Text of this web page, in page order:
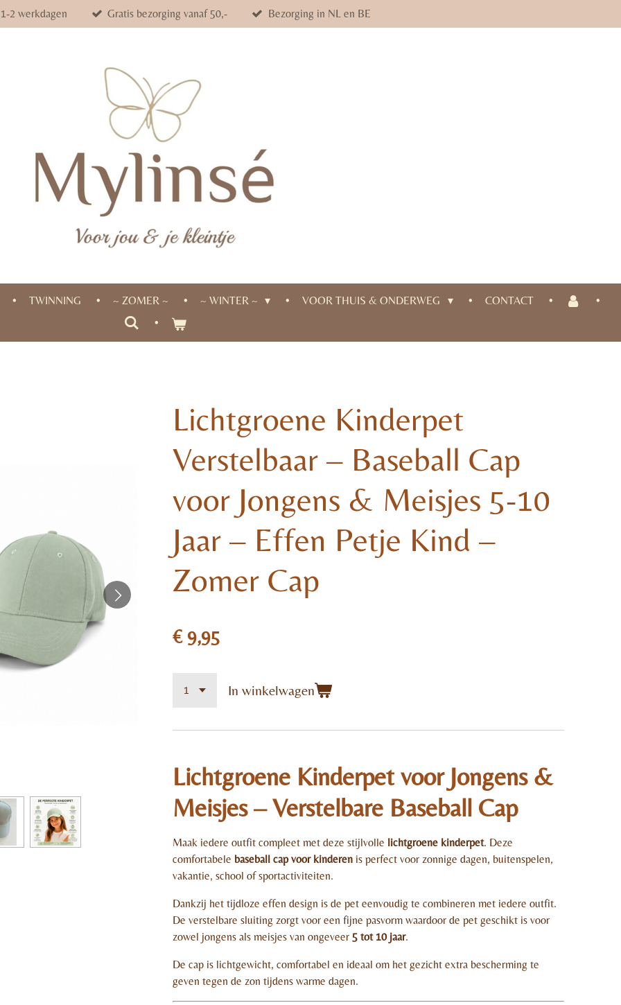
2 werkdagen Gratis bezorging vanaf 50,- Bezorging in NL en BE
TWINNING ~ ZOMER ~ ~ WINTER ~ VOOR THUIS & ONDERWEG CONTACT
Lichtgroene Kinderpet
Verstelbaar – Baseball Cap
voor Jongens & Meisjes 5-10
Jaar – Effen Petje Kind –
Zomer Cap
€ 9,95
In winkelwagen
Lichtgroene Kinderpet voor Jongens &
Meisjes – Verstelbare Baseball Cap
Maak iedere outfit compleet met deze stijlvolle lichtgroene kinderpet. Deze
comfortabele baseball cap voor kinderen is perfect voor zonnige dagen, buitenspelen,
vakantie, school of sportactiviteiten.
Dankzij het tijdloze effen design is de pet eenvoudig te combineren met iedere outfit.
De verstelbare sluiting zorgt voor een fijne pasvorm waardoor de pet geschikt is voor
zowel jongens als meisjes van ongeveer 5 tot 10 jaar.
De cap is lichtgewicht, comfortabel en ideaal om het gezicht extra bescherming te
geven tegen de zon tijdens warme dagen.